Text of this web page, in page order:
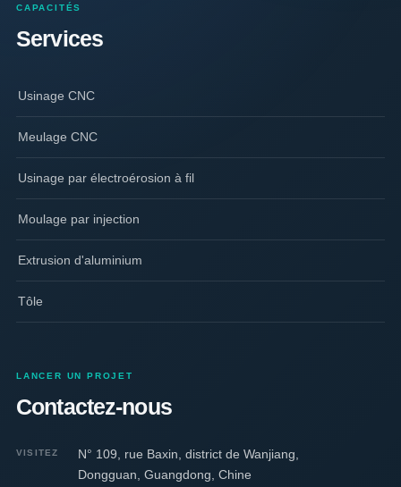
CAPACITÉS
Services
Usinage CNC
Meulage CNC
Usinage par électroérosion à fil
Moulage par injection
Extrusion d'aluminium
Tôle
LANCER UN PROJET
Contactez-nous
VISITEZ
N° 109, rue Baxin, district de Wanjiang,
Dongguan, Guangdong, Chine